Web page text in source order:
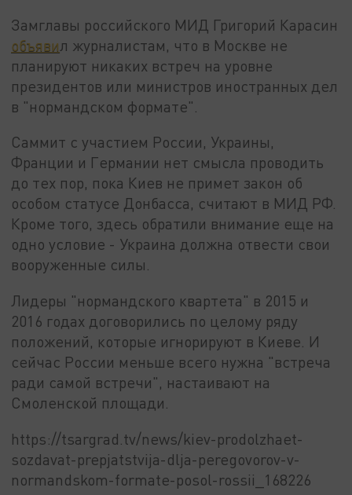
Замглавы российского МИД Григорий Карасин
объявил журналистам, что в Москве не
планируют никаких встреч на уровне
президентов или министров иностранных дел
в "нормандском формате".
Саммит с участием России, Украины,
Франции и Германии нет смысла проводить
до тех пор, пока Киев не примет закон об
особом статусе Донбасса, считают в МИД РФ.
Кроме того, здесь обратили внимание еще на
одно условие - Украина должна отвести свои
вооруженные силы.
Лидеры "нормандского квартета" в 2015 и
2016 годах договорились по целому ряду
положений, которые игнорируют в Киеве. И
сейчас России меньше всего нужна "встреча
ради самой встречи", настаивают на
Смоленской площади.
https://tsargrad.tv/news/kiev-prodolzhaet-
sozdavat-prepjatstvija-dlja-peregovorov-v-
normandskom-formate-posol-rossii_168226